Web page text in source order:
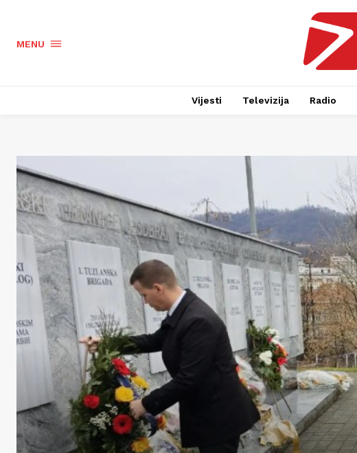
MENU
Vijesti Televizija Radio